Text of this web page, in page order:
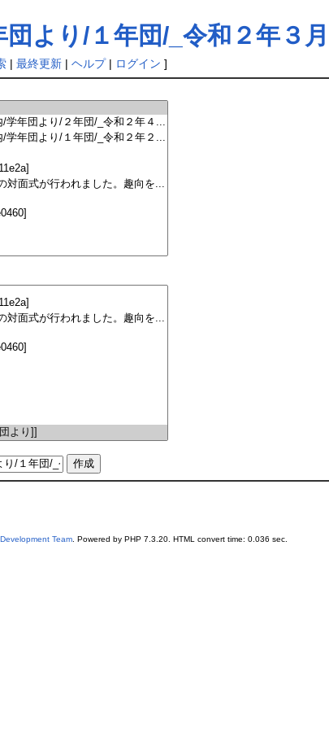
より/１年団/_令和２年３月
| 最終更新| ヘルプ| ログイン ]
Team. Powered by PHP 7.3.20. HTML convert time: 0.036 sec.